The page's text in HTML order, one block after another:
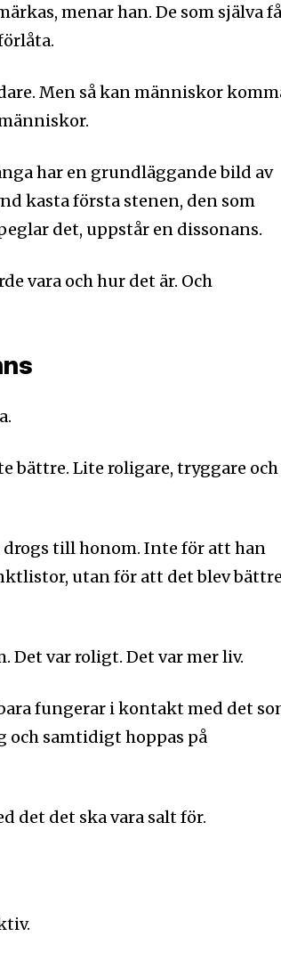
menar han. De som själva
Men så kan människor
har en grundläggande bild av
kasta första stenen, den som
det, uppstår en dissonans.
vara och hur det är. Och
bättre. Lite roligare, tryggare och
till honom. Inte för att han
utan för att det blev
Det var roligt. Det var mer liv.
fungerar i kontakt med det
och samtidigt hoppas på
det det ska vara salt för.